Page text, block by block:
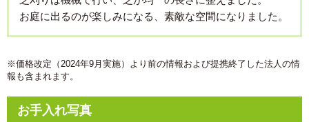
お庭に出るのが楽しみになる、素敵な空間になりました。
※価格改定（2024年9月実施）より前の情報および提携終了した法人の情
報も含まれます。
お手入れ写真